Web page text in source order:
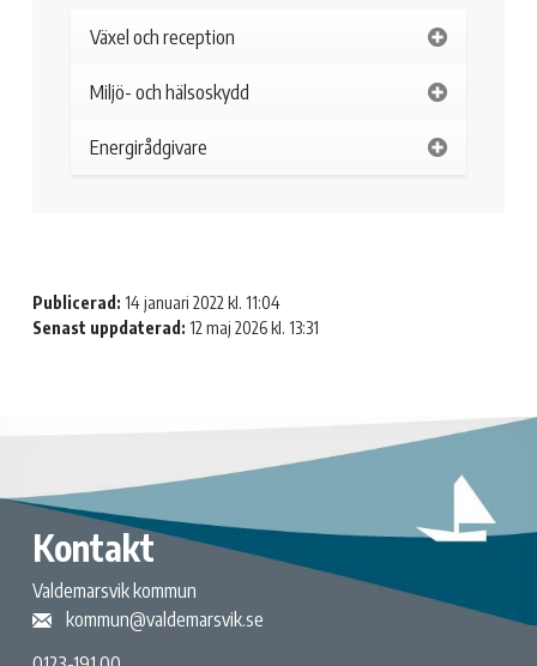
Växel och reception
Miljö- och hälsoskydd
Energirådgivare
Publicerad: 14 januari 2022 kl. 11:04
Senast uppdaterad: 12 maj 2026 kl. 13:31
Kontakt
Valdemarsvik kommun
kommun@valdemarsvik.se